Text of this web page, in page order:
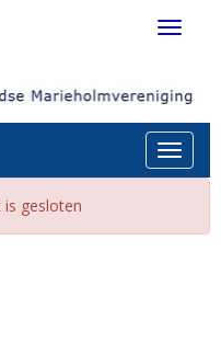
Toggle
gesloten